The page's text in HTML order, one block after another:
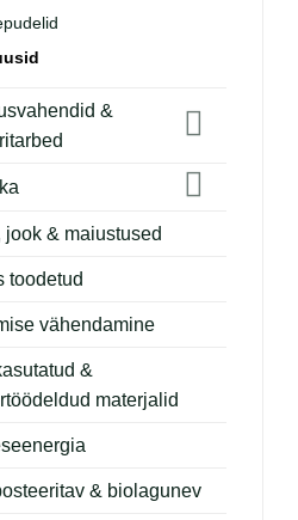
&
jook & maiustused
toodetud
vähendamine
&
materjalid
& biolagunev